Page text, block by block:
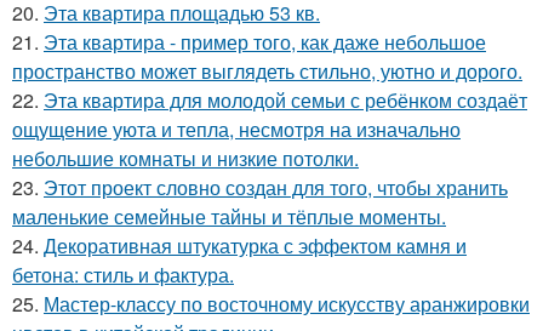
20. Эта квартира площадью 53 кв.
21. Эта квартира - пример того, как даже небольшое
пространство может выглядеть стильно, уютно и дорого.
22. Эта квартира для молодой семьи с ребёнком создаёт
ощущение уюта и тепла, несмотря на изначально
небольшие комнаты и низкие потолки.
23. Этот проект словно создан для того, чтобы хранить
маленькие семейные тайны и тёплые моменты.
24. Декоративная штукатурка с эффектом камня и
бетона: стиль и фактура.
25. Мастер-классу по восточному искусству аранжировки